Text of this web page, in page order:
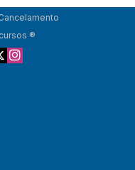
®